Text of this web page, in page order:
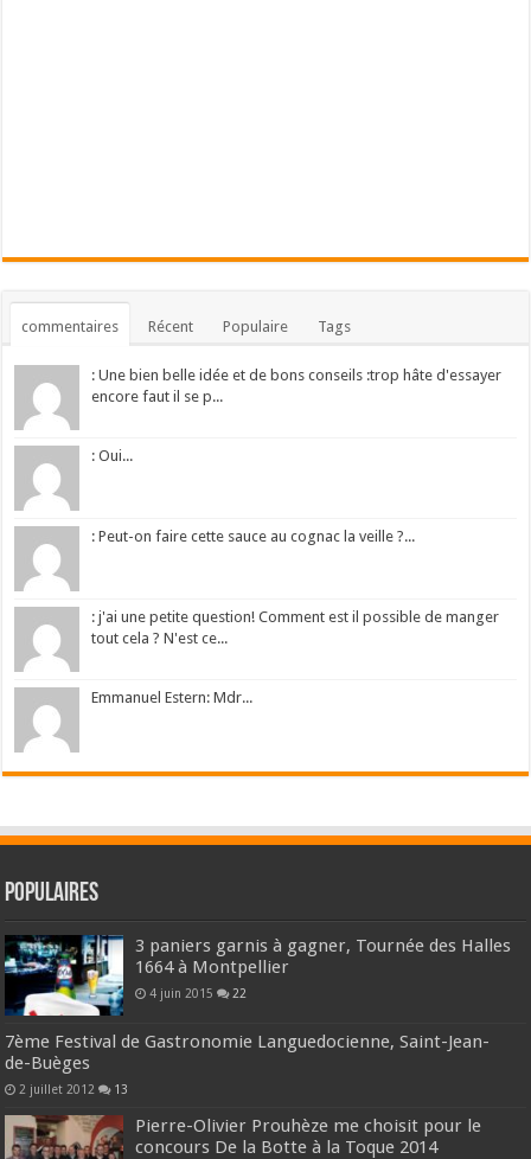
commentaires Récent Populaire Tags
: Une bien belle idée et de bons conseils :trop hâte d'essayer
encore faut il se p...
: Oui...
: Peut-on faire cette sauce au cognac la veille ?...
: j'ai une petite question! Comment est il possible de manger
tout cela ? N'est ce...
Emmanuel Estern: Mdr...
Populaires
3 paniers garnis à gagner, Tournée des Halles
1664 à Montpellier
4 juin 2015 22
7ème Festival de Gastronomie Languedocienne, Saint-Jean-
de-Buèges
2 juillet 2012 13
Pierre-Olivier Prouhèze me choisit pour le
concours De la Botte à la Toque 2014